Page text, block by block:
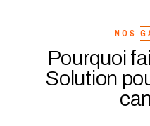
NOS
Pourquoi
Solution